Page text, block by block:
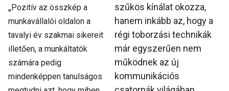
szűkös kínálat okozza,
hanem inkább az, hogy a
régi toborzási technikák
már egyszerűen nem
működnek az új
kommunikációs
„ Pozitív az összkép a
munkavállalói oldalon a
tavalyi év szakmai sikereit
illetően, a munkáltatók
számára pedig
mindenképpen tanulságos